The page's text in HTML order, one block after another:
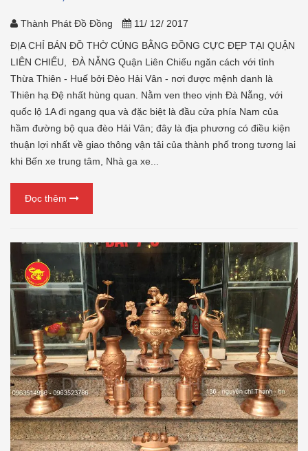
Thành Phát Đồ Đồng
11/ 12/ 2017
ĐỊA CHỈ BÁN ĐỒ THỜ CÚNG BẰNG ĐỒNG CỰC ĐẸP TẠI QUẬN
LIÊN CHIẾU, ĐÀ NẴNG Quận Liên Chiếu ngăn cách với tỉnh
Thừa Thiên - Huế bởi Đèo Hải Vân - nơi được mệnh danh là
Thiên hạ Đệ nhất hùng quan. Nằm ven theo vịnh Đà Nẵng, với
quốc lộ 1A đi ngang qua và đặc biệt là đầu cửa phía Nam của
hầm đường bộ qua đèo Hải Vân; đây là địa phương có điều kiện
thuận lợi nhất về giao thông vận tải của thành phố trong tương lai
khi Bến xe trung tâm, Nhà ga xe...
Đọc thêm